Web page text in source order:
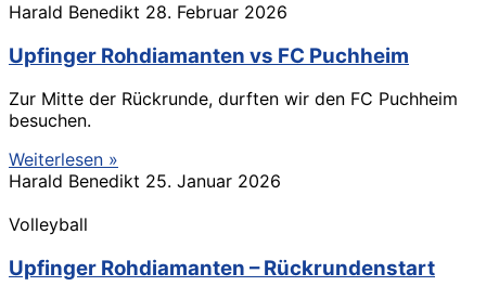
Harald Benedikt 28. Februar 2026
Upfinger Rohdiamanten vs FC Puchheim
Zur Mitte der Rückrunde, durften wir den FC Puchheim
besuchen.
Weiterlesen »
Harald Benedikt 25. Januar 2026
Volleyball
Upfinger Rohdiamanten – Rückrundenstart